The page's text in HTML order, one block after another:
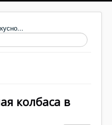
колбаса в